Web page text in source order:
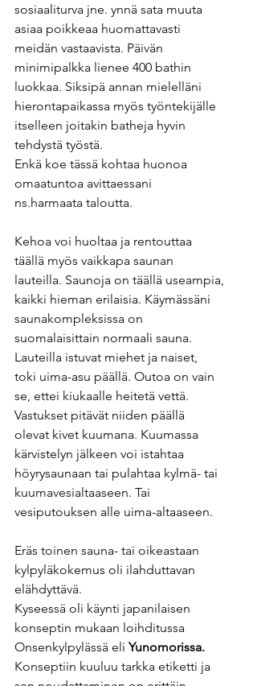
sosiaaliturva jne. ynnä sata muuta
asiaa poikkeaa huomattavasti
meidän vastaavista. Päivän
minimipalkka lienee 400 bathin
luokkaa. Siksipä annan mielelläni
hierontapaikassa myös työntekijälle
itselleen joitakin batheja hyvin
tehdystä työstä.
Enkä koe tässä kohtaa huonoa
omaatuntoa avittaessani
ns.harmaata taloutta.
Kehoa voi huoltaa ja rentouttaa
täällä myös vaikkapa saunan
lauteilla. Saunoja on täällä useampia,
kaikki hieman erilaisia. Käymässäni
saunakompleksissa on
suomalaisittain normaali sauna.
Lauteilla istuvat miehet ja naiset,
toki uima-asu päällä. Outoa on vain
se, ettei kiukaalle heitetä vettä.
Vastukset pitävät niiden päällä
olevat kivet kuumana. Kuumassa
kärvistelyn jälkeen voi istahtaa
höyrysaunaan tai pulahtaa kylmä- tai
kuumavesialtaaseen. Tai
vesiputouksen alle uima-altaaseen.
Eräs toinen sauna- tai oikeastaan
kylpyläkokemus oli ilahduttavan
elähdyttävä.
Kyseessä oli käynti japanilaisen
konseptin mukaan loihditussa
Onsenkylpylässä eli Yunomorissa.
Konseptiin kuuluu tarkka etiketti ja